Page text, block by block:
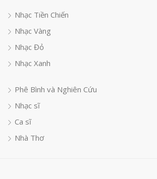
Nhạc Tiền Chiến
Nhạc Vàng
Nhạc Đỏ
Nhạc Xanh
Phê Bình và Nghiên Cứu
Nhạc sĩ
Ca sĩ
Nhà Thơ